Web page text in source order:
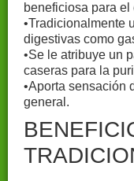
beneficiosa para
•Tradicionalmente
digestivas como
•Se le atribuye un
caseras para la
•Aporta sensación
general.